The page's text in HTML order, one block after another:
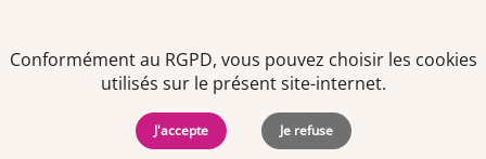
protection des
Mentions Légales
Copyright © 2026. Team
Officine. Tous droits
Conformément au RGPD, vous pouvez choisir les cookies
utilisés sur le présent site-internet.
J'accepte Je refuse